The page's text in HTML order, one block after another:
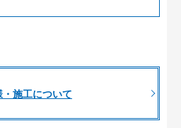
施工について